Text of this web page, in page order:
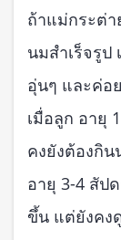
ถ้าแม่กระต่
นมสำเร็จรู
อุ่นๆ และค่อ
เมื่อลูก อายุ
คงยังต้องกิน
อายุ 3-4 สัป
ขึ้น แต่ยังคง